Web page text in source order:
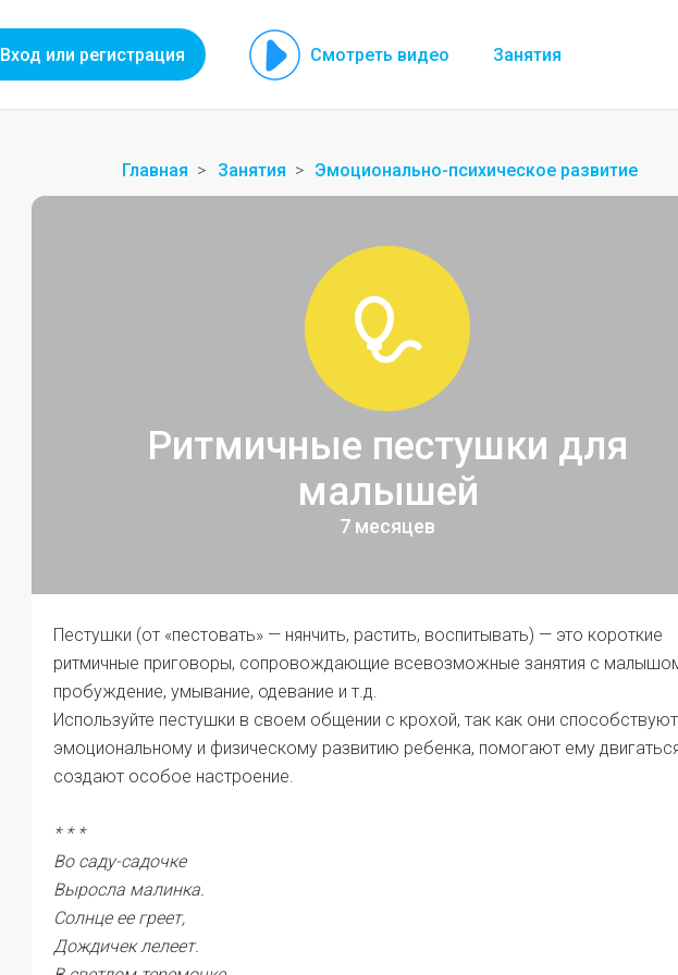
Вход или регистрация Смотреть видео Занятия
Главная Занятия Эмоционально-психическое развитие
Ритмичные пестушки для
малышей
7 месяцев
Пестушки (от «пестовать» — нянчить, растить, воспитывать) — это короткие
ритмичные приговоры, сопровождающие всевозможные занятия с
пробуждение, умывание, одевание и т.д.
Используйте пестушки в своем общении с крохой, так как они способствуют
эмоциональному и физическому развитию ребенка, помогают ему
создают особое настроение.
* * *
Во саду-садочке
Выросла малинка.
Солнце ее греет,
Дождичек лелеет.